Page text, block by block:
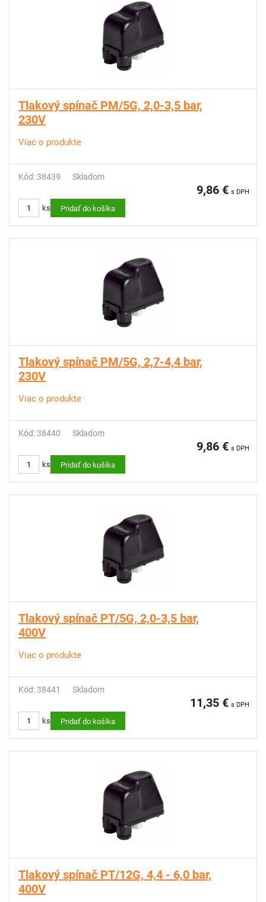
Tlakový spínač PM/5G, 2,0-3,5 bar,
230V
Viac o produkte
Kód: 38439 Skladom
9,86 € s DPH
ks Pridať do košíka
Tlakový spínač PM/5G, 2,7-4,4 bar,
230V
Viac o produkte
Kód: 38440 Skladom
9,86 € s DPH
ks Pridať do košíka
Tlakový spínač PT/5G, 2,0-3,5 bar,
400V
Viac o produkte
Kód: 38441 Skladom
11,35 € s DPH
ks Pridať do košíka
Tlakový spínač PT/12G, 4,4 - 6,0 bar,
400V